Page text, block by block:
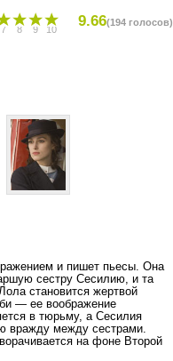
7 8 9 10 9.66(194 голосов)
и пишет пьесы. Она
сестру Сесилию, и та
становится жертвой
— ее воображение
в тюрьму, а Сесилия
вражду между сестрами.
на фоне Второй